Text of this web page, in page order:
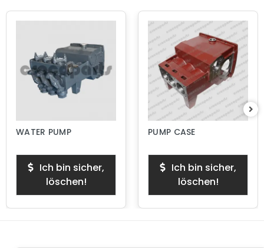
WATER PUMP
Ich bin sicher,
löschen!
PUMP CASE
Ich bin sicher,
löschen!